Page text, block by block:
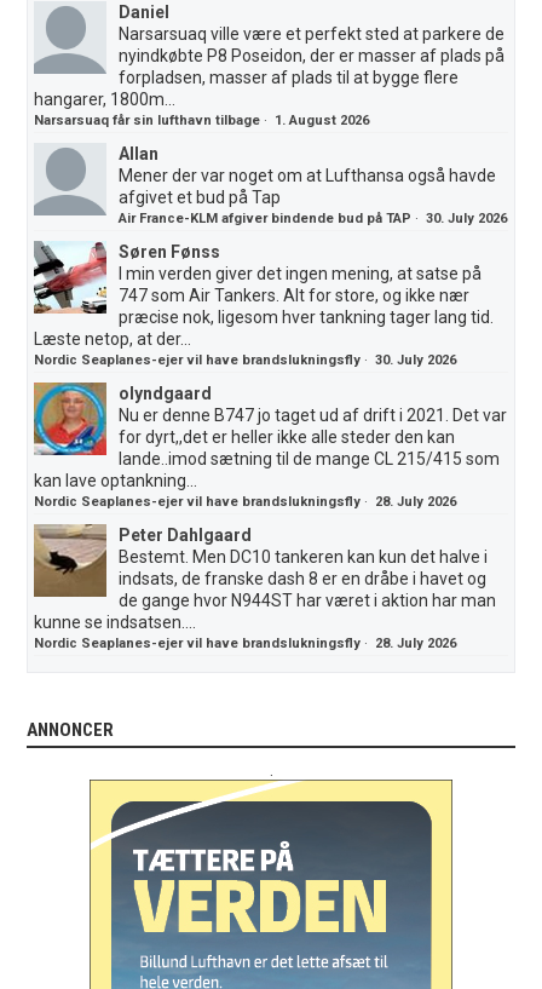
Daniel
Narsarsuaq ville være et perfekt sted at parkere de
nyindkøbte P8 Poseidon, der er masser af plads på
forpladsen, masser af plads til at bygge flere
hangarer, 1800m...
Narsarsuaq får sin lufthavn tilbage · 1. August 2026
Allan
Mener der var noget om at Lufthansa også havde
afgivet et bud på Tap
Air France-KLM afgiver bindende bud på TAP ·30. July 2026
Søren Fønss
I min verden giver det ingen mening, at satse på
747 som Air Tankers. Alt for store, og ikke nær
præcise nok, ligesom hver tankning tager lang tid.
Læste netop, at der...
Nordic Seaplanes-ejer vil have brandslukningsfly ·30. July 2026
olyndgaard
Nu er denne B747 jo taget ud af drift i 2021. Det var
for dyrt,,det er heller ikke alle steder den kan
lande..imod sætning til de mange CL 215/415 som
kan lave optankning...
Nordic Seaplanes-ejer vil have brandslukningsfly · 28. July 2026
Peter Dahlgaard
Bestemt. Men DC10 tankeren kan kun det halve i
indsats, de franske dash 8 er en dråbe i havet og
de gange hvor N944ST har været i aktion har man
kunne se indsatsen....
Nordic Seaplanes-ejer vil have brandslukningsfly · 28. July 2026
ANNONCER